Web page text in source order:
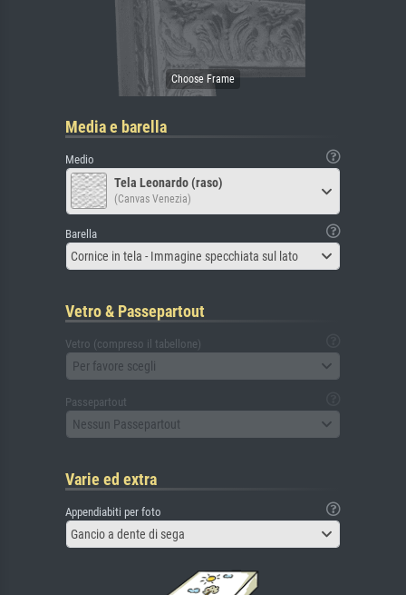
Media e barella
Medio
Tela Leonardo (raso)
(Canvas Venezia)
Barella
Cornice in tela - Immagine specchiata sul lato
Vetro & Passepartout
Vetro (compreso il tabellone)
Per favore scegli
Passepartout
Nessun Passepartout
Varie ed extra
Appendiabiti per foto
Gancio a dente di sega